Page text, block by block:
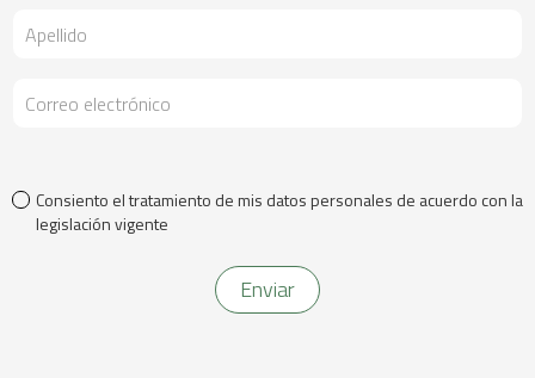
Consiento el tratamiento de mis datos personales de acuerdo con la
legislación vigente